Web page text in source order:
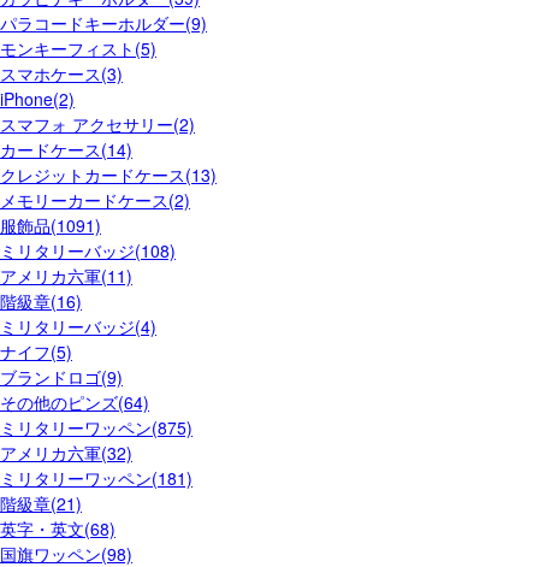
パラコードキーホルダー(9)
モンキーフィスト(5)
スマホケース(3)
iPhone(2)
スマフォ アクセサリー(2)
カードケース(14)
クレジットカードケース(13)
メモリーカードケース(2)
服飾品(1091)
ミリタリーバッジ(108)
アメリカ六軍(11)
階級章(16)
ミリタリーバッジ(4)
ナイフ(5)
ブランドロゴ(9)
その他のピンズ(64)
ミリタリーワッペン(875)
アメリカ六軍(32)
ミリタリーワッペン(181)
階級章(21)
英字・英文(68)
国旗ワッペン(98)